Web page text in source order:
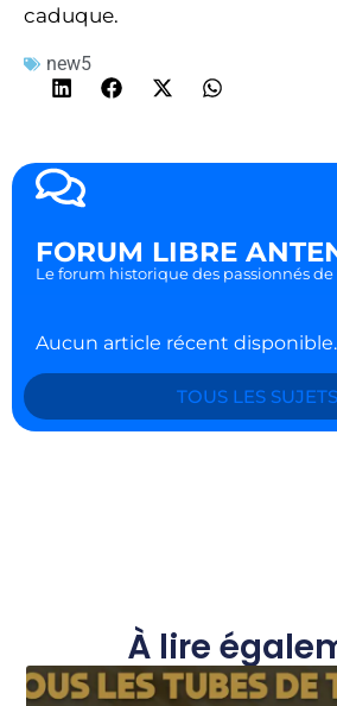
caduque.
new5
FORUM LIBRE
Le forum historique des passionnés
Aucun article récent disponible.
TOUS LES SUJETS
À lire